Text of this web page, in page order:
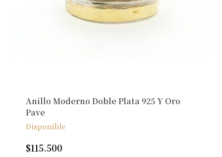
Anillo Moderno Doble Plata 925 Y Oro
Pave
Disponible
$115.500